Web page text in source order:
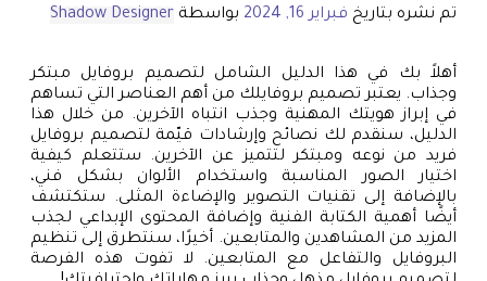
تم نشره بتاريخ فبراير 16, 2024 بواسطة Shadow Designer
أهلاً بك في هذا الدليل الشامل لتصميم بروفايل مبتكر
وجذاب. يعتبر تصميم بروفايلك من أهم العناصر التي تساهم
في إبراز هويتك المهنية وجذب انتباه الآخرين. من خلال هذا
الدليل، سنقدم لك نصائح وإرشادات قيّمة لتصميم بروفايل
فريد من نوعه ومبتكر لتتميز عن الآخرين. ستتعلم كيفية
اختيار الصور المناسبة واستخدام الألوان بشكل فني،
بالإضافة إلى تقنيات التصوير والإضاءة المثلى. ستكتشف
أيضًا أهمية الكتابة الفنية وإضافة المحتوى الإبداعي لجذب
المزيد من المشاهدين والمتابعين. أخيرًا، سنتطرق إلى تنظيم
البروفايل والتفاعل مع المتابعين. لا تفوت هذه الفرصة